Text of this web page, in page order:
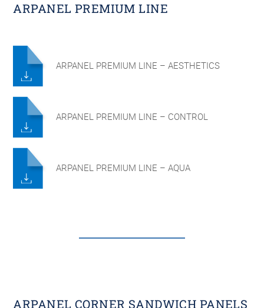
ARPANEL PREMIUM LINE
ARPANEL PREMIUM LINE – AESTHETICS
ARPANEL PREMIUM LINE – CONTROL
ARPANEL PREMIUM LINE – AQUA
ARPANEL CORNER SANDWICH PANELS